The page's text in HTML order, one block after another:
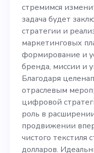
задача
в
миссии и
стремимся
задача будет
стратегии и
маркетинговых
формирование и
бренда, миссии и
Благодаря
отраслевым
цифровой
роль в
продвижении
чистого текстиля
долларов.